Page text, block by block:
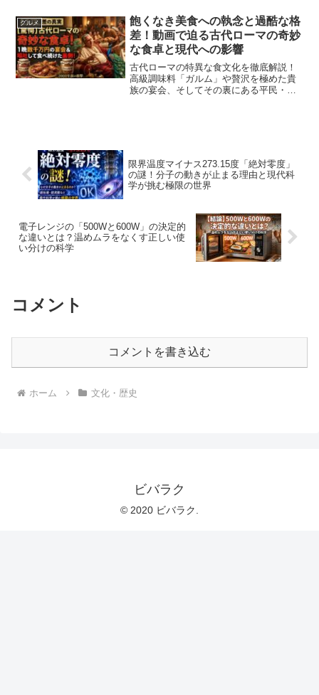
グルメ
飽くなき美食への執念と過酷な格
差！動画で迫る古代ローマの奇妙
な食卓と現代への影響
古代ローマの特異な食文化を徹底解説！
高級調味料「ガルム」や贅沢を極めた貴
族の宴会、そしてその裏にある平民・奴
限界温度マイナス273.15度「絶対零度」
の謎！分子の動きが止まる理由と現代科
学が挑む極限の世界
電子レンジの「500Wと600W」の決定的
な違いとは？温めムラをなくす正しい使
い分けの科学
コメント
コメントを書き込む
ホーム 文化・歴史
ビバラク
© 2020 ビバラク.